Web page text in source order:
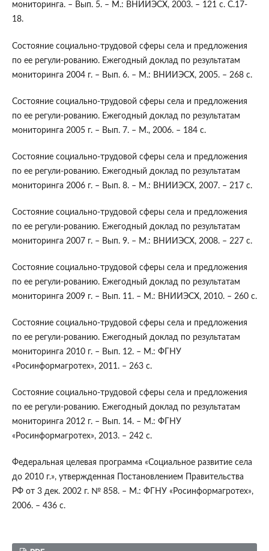
мониторинга. – Вып. 5. – М.: ВНИИЭСХ, 2003. – 121 с. С.17-
18.
Состояние социально-трудовой сферы села и предложения
по ее регули-рованию. Ежегодный доклад по результатам
мониторинга 2004 г. – Вып. 6. – М.: ВНИИЭСХ, 2005. – 268 с.
Состояние социально-трудовой сферы села и предложения
по ее регули-рованию. Ежегодный доклад по результатам
мониторинга 2005 г. – Вып. 7. – М., 2006. – 184 с.
Состояние социально-трудовой сферы села и предложения
по ее регули-рованию. Ежегодный доклад по результатам
мониторинга 2006 г. – Вып. 8. – М.: ВНИИЭСХ, 2007. – 217 с.
Состояние социально-трудовой сферы села и предложения
по ее регули-рованию. Ежегодный доклад по результатам
мониторинга 2007 г. – Вып. 9. – М.: ВНИИЭСХ, 2008. – 227 с.
Состояние социально-трудовой сферы села и предложения
по ее регули-рованию. Ежегодный доклад по результатам
мониторинга 2009 г. – Вып. 11. – М.: ВНИИЭСХ, 2010. – 260 с.
Состояние социально-трудовой сферы села и предложения
по ее регули-рованию. Ежегодный доклад по результатам
мониторинга 2010 г. – Вып. 12. – М.: ФГНУ
«Росинформагротех», 2011. – 263 с.
Состояние социально-трудовой сферы села и предложения
по ее регули-рованию. Ежегодный доклад по результатам
мониторинга 2012 г. – Вып. 14. – М.: ФГНУ
«Росинформагротех», 2013. – 242 с.
Федеральная целевая программа «Социальное развитие села
до 2010 г.», утвержденная Постановлением Правительства
РФ от 3 дек. 2002 г. № 858. – М.: ФГНУ «Росинформагротех»,
2006. – 436 с.